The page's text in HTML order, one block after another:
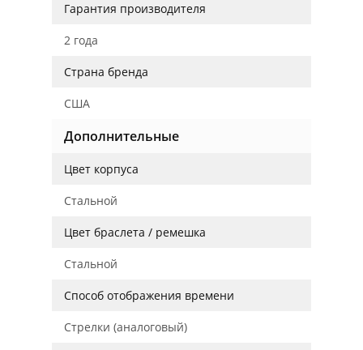
Гарантия производителя
2 года
Страна бренда
США
Дополнительные
Цвет корпуса
Стальной
Цвет браслета / ремешка
Стальной
Способ отображения времени
Стрелки (аналоговый)